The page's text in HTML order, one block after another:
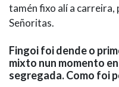
tamén fixo alí a carreira,
Señoritas.
Fingoi foi dende o
mixto nun momento
segregada. Como foi